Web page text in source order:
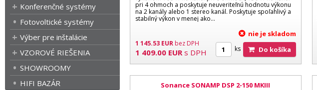
Konferenčné systémy
Fotovoltické systémy
Výber pre inštalácie
VZOROVÉ RIEŠENIA
SHOWROOMY
HIFI BAZÁR
pri 4 ohmoch a poskytuje neuveriteľnú hodnotu výkonu
na 2 kanály alebo 1 stereo kanál. Poskytuje spoľahlivý a
stabilný výkon v menej ako...
1 145.53 EURbez DPH
1 409.00 EUR s DPH
nie je skladom
ks Do košíka
Sonance SONAMP DSP 2-150 MKIII